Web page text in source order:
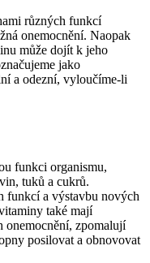
různých funkcí
onemocnění. Naopak
může dojít k jeho
jako
a odezní, vyloučíme-li
funkci organismu,
tuků a cukrů.
funkcí a výstavbu nových
také mají
onemocnění, zpomalují
posilovat a obnovovat